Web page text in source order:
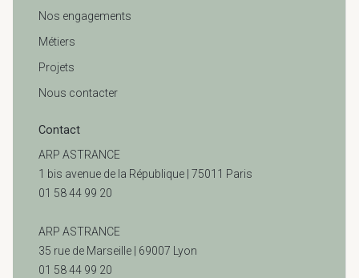
Nos engagements
Métiers
Projets
Nous contacter
Contact
ARP ASTRANCE
1 bis avenue de la République | 75011 Paris
01 58 44 99 20
ARP ASTRANCE
35 rue de Marseille | 69007 Lyon
01 58 44 99 20